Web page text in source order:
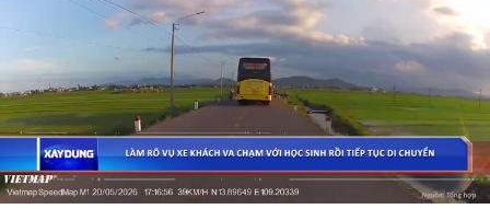
CHUYÊN MỤC
Mới nhất
Thời sự